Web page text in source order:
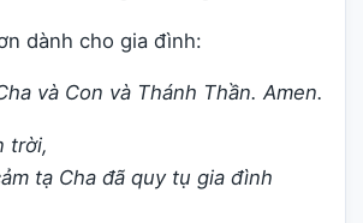
dành cho gia đình:
và Con và Thánh Thần. Amen.
trời,
tạ Cha đã quy tụ gia đình